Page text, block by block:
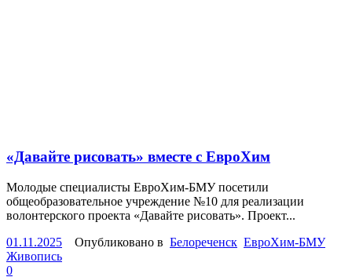
«Давайте рисовать» вместе с ЕвроХим
Молодые специалисты ЕвроХим-БМУ посетили
общеобразовательное учреждение №10 для реализации
волонтерского проекта «Давайте рисовать». Проект...
01.11.2025 Опубликовано в Белореченск ЕвроХим-БМУ
Живопись
0